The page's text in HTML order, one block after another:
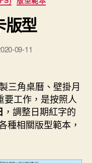
版型
09-11
三角桌曆、壁掛月
要工作，是按照人
，調整日期紅字的
種相關版型範本，